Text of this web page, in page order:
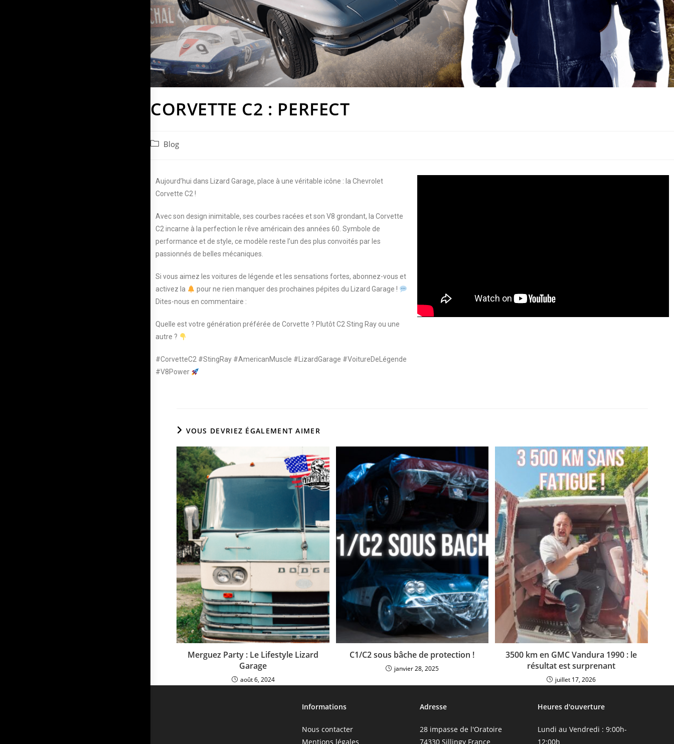
CORVETTE C2 : PERFECT
Blog
Aujourd’hui dans Lizard Garage, place à une véritable icône : la Chevrolet
Corvette C2 !
Avec son design inimitable, ses courbes racées et son V8 grondant, la Corvette
C2 incarne à la perfection le rêve américain des années 60. Symbole de
performance et de style, ce modèle reste l’un des plus convoités par les
passionnés de belles mécaniques.
Si vous aimez les voitures de légende et les sensations fortes, abonnez-vous et
activez la
pour ne rien manquer des prochaines pépites du Lizard Garage !
Dites-nous en commentaire :
Quelle est votre génération préférée de Corvette ? Plutôt C2 Sting Ray ou une
autre ?
#CorvetteC2 #StingRay #AmericanMuscle #LizardGarage #VoitureDeLégende
#V8Power
VOUS DEVRIEZ ÉGALEMENT AIMER
Merguez Party : Le Lifestyle Lizard
Garage
août 6, 2024
C1/C2 sous bâche de protection !
janvier 28, 2025
3500 km en GMC Vandura 1990 : le
résultat est surprenant
juillet 17, 2026
Informations
Nous contacter
Mentions légales
Adresse
28 impasse de l'Oratoire
74330 Sillingy France
Heures d'ouverture
Lundi au Vendredi : 9:00h-
12:00h